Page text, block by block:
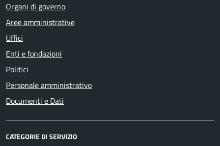
Organi di governo
Aree amministrative
Uffici
Enti e fondazioni
Politici
Personale amministrativo
Documenti e Dati
CATEGORIE DI SERVIZIO